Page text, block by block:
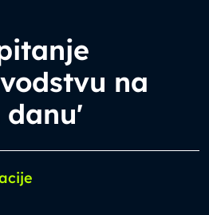
na
danu'